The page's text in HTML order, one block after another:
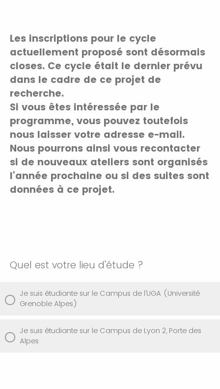
Les inscriptions pour le cycle
actuellement proposé sont désormais
closes. Ce cycle était le dernier prévu
dans le cadre de ce projet de
recherche.
Si vous êtes intéressée par le
programme, vous pouvez toutefois
nous laisser votre adresse e-mail.
Nous pourrons ainsi vous recontacter
si de nouveaux ateliers sont organisés
l’année prochaine ou si des suites sont
données à ce projet.
Quel est votre lieu d'étude ?
Je suis étudiante sur le Campus de l'UGA (Université
Grenoble Alpes)
Je suis étudiante sur le Campus de Lyon 2, Porte des
Alpes